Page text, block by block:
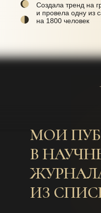
Создала тренд на
и провела одну из
на 1800 человек
МОИ
В
ИЗ